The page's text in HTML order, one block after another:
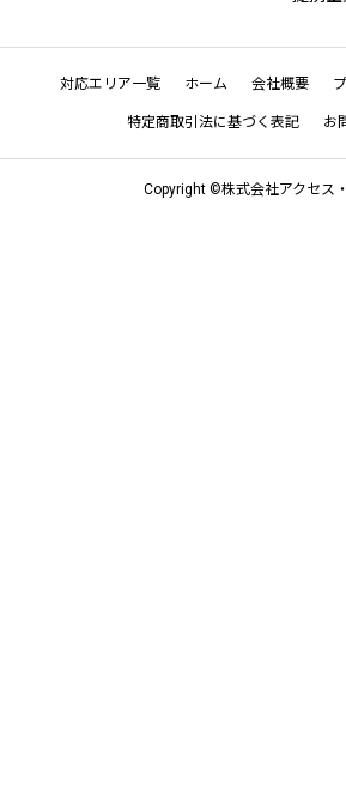
対応エリア一覧 ホーム 会社概要
特定商取引法に基づく表記 お
Copyright ©株式会社アクセス